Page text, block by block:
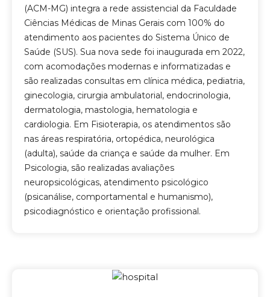
(ACM-MG) integra a rede assistencial da Faculdade
Ciências Médicas de Minas Gerais com 100% do
atendimento aos pacientes do Sistema Único de
Saúde (SUS). Sua nova sede foi inaugurada em 2022,
com acomodações modernas e informatizadas e
são realizadas consultas em clínica médica, pediatria,
ginecologia, cirurgia ambulatorial, endocrinologia,
dermatologia, mastologia, hematologia e
cardiologia. Em Fisioterapia, os atendimentos são
nas áreas respiratória, ortopédica, neurológica
(adulta), saúde da criança e saúde da mulher. Em
Psicologia, são realizadas avaliações
neuropsicológicas, atendimento psicológico
(psicanálise, comportamental e humanismo),
psicodiagnóstico e orientação profissional.